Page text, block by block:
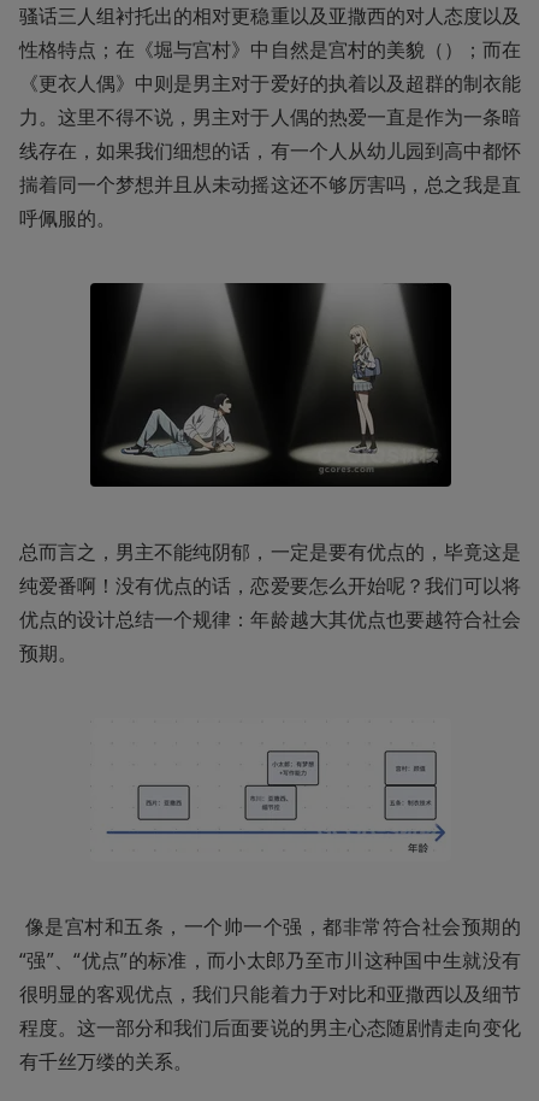
骚话三人组衬托出的相对更稳重以及亚撒西的对人态度以及
性格特点；在《堀与宫村》中自然是宫村的美貌（）；而在
《更衣人偶》中则是男主对于爱好的执着以及超群的制衣能
力。这里不得不说，男主对于人偶的热爱一直是作为一条暗
线存在，如果我们细想的话，有一个人从幼儿园到高中都怀
揣着同一个梦想并且从未动摇这还不够厉害吗，总之我是直
呼佩服的。
总而言之，男主不能纯阴郁，一定是要有优点的，毕竟这是
纯爱番啊！没有优点的话，恋爱要怎么开始呢？我们可以将
优点的设计总结一个规律：年龄越大其优点也要越符合社会
预期。
“强”、“优点”的标准，而小太郎乃至市川这种国中生就没有
很明显的客观优点，我们只能着力于对比和亚撒西以及细节
程度。这一部分和我们后面要说的男主心态随剧情走向变化
有千丝万缕的关系。